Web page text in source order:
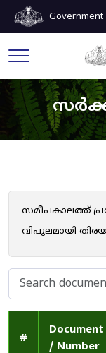
Government
സമീപകാലത്ത്
വിപുലമായി
#
/ Number